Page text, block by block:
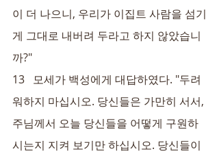
이 더 나으니, 우리가 이집트 사람을 섬기
게 그대로 내버려 두라고 하지 않았습니
까?"
13   모세가 백성에게 대답하였다. "두려
워하지 마십시오. 당신들은 가만히 서서,
주님께서 오늘 당신들을 어떻게 구원하
시는지 지켜 보기만 하십시오. 당신들이